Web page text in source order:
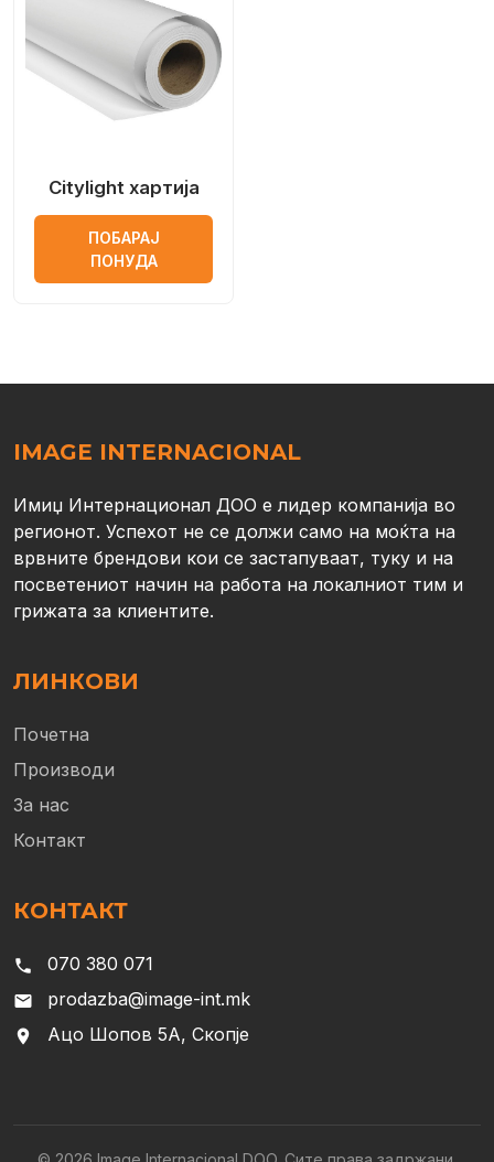
Citylight хартија
ПОБАРАЈ
ПОНУДА
IMAGE INTERNACIONAL
Имиџ Интернационал ДОО е лидер компанија во
регионот. Успехот не се должи само на моќта на
врвните брендови кои се застапуваат, туку и на
посветениот начин на работа на локалниот тим и
грижата за клиентите.
ЛИНКОВИ
Почетна
Производи
За нас
Контакт
КОНТАКТ
phone 070 380 071
email prodazba@image-int.mk
location_on Ацо Шопов 5А, Скопје